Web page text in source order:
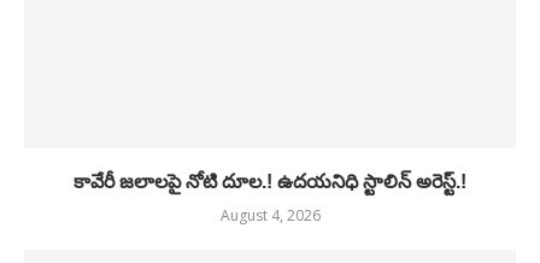
కావేరీ జలాలపై నోటి దూల.! ఉదయనిధి స్టాలిన్ అరెస్ట్.!
August 4, 2026